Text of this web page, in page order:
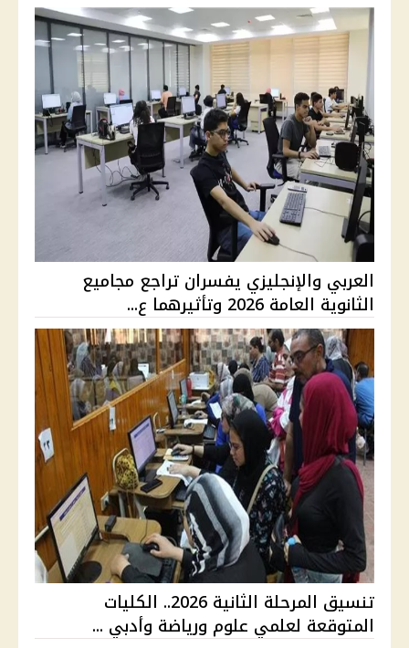
العربي والإنجليزي يفسران تراجع مجاميع
الثانوية العامة 2026 وتأثيرهما ع...
تنسيق المرحلة الثانية 2026.. الكليات
المتوقعة لعلمي علوم ورياضة وأدبي ...